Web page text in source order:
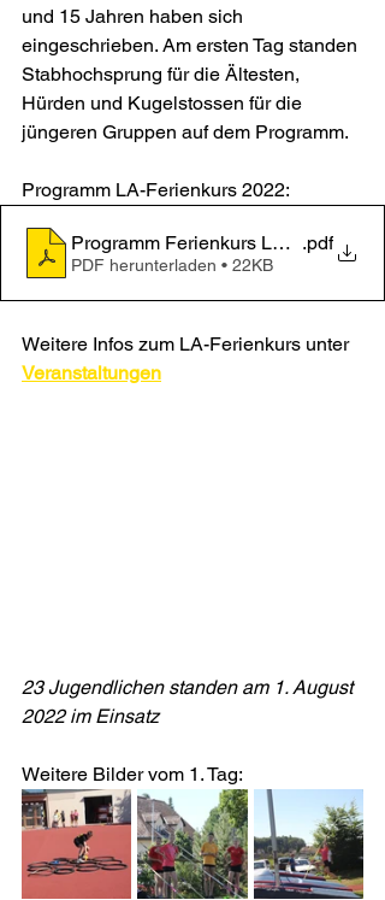
und 15 Jahren haben sich
eingeschrieben. Am ersten Tag standen
Stabhochsprung für die Ältesten,
Hürden und Kugelstossen für die
jüngeren Gruppen auf dem Programm.
Programm LA-Ferienkurs 2022:
Programm Ferienkurs LA_2022
.pdf
PDF herunterladen • 22KB
Weitere Infos zum LA-Ferienkurs unter
Veranstaltungen
23 Jugendlichen standen am 1. August
2022 im Einsatz
Weitere Bilder vom 1. Tag: